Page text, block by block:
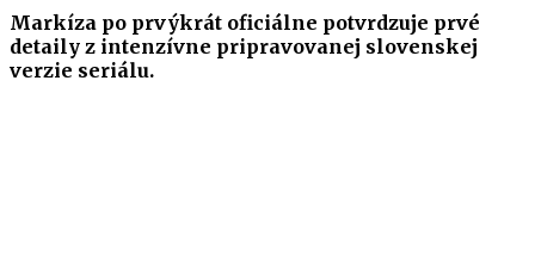
Markíza po prvýkrát oficiálne potvrdzuje prvé
detaily z intenzívne pripravovanej slovenskej
verzie seriálu.